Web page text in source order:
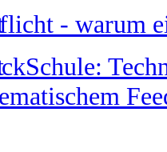
- warum